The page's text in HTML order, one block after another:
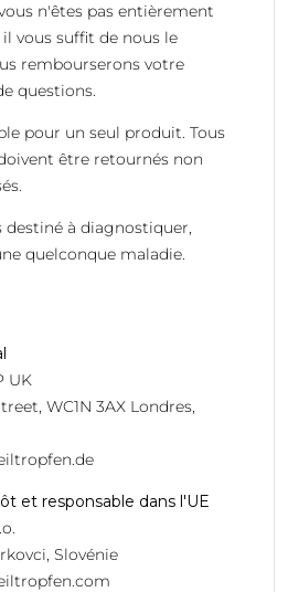
n'êtes pas entièrement
vous suffit de nous le
rembourserons votre
questions.
pour un seul produit. Tous
être retournés non
destiné à diagnostiquer,
quelconque maladie.
UK
WC1N 3AX Londres,
et responsable dans l'UE
Slovénie